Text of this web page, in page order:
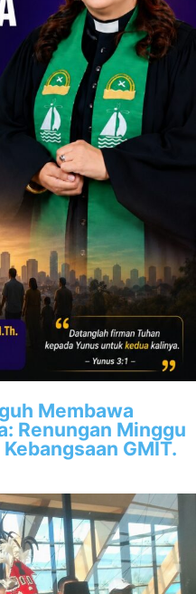
Membawa
Renungan Minggu
GMIT.